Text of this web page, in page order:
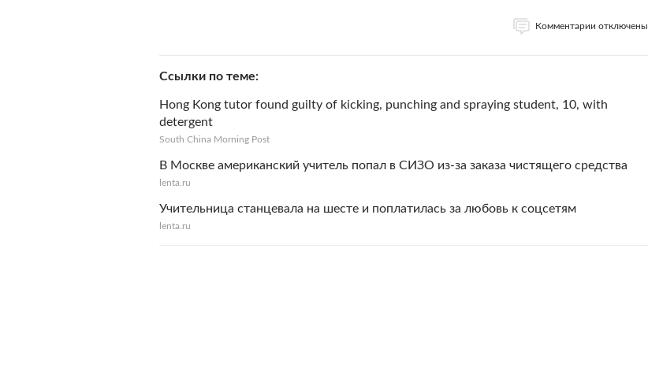
Комментарии отключены
Ссылки по теме
Hong Kong tutor found guilty of kicking, punching and spraying student, 10, with
detergent
South China Morning Post
В Москве американский учитель попал в СИЗО из-за заказа чистящего средства
lenta.ru
Учительница станцевала на шесте и поплатилась за любовь к соцсетям
lenta.ru